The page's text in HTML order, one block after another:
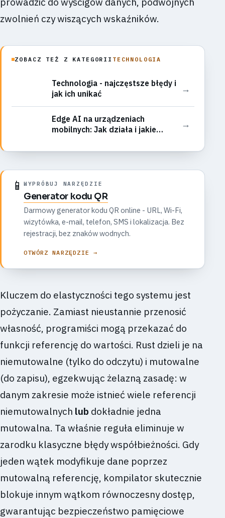
zwolnień czy wiszących wskaźników.
ZOBACZ TEŻ Z KATEGORII TECHNOLOGIA
Technologia - najczęstsze błędy i
jak ich unikać
→
Edge AI na urządzeniach
mobilnych: Jak działa i jakie
→
📱 WYPRÓBUJ NARZĘDZIE
Generator kodu QR
Darmowy generator kodu QR online - URL, Wi-Fi,
wizytówka, e-mail, telefon, SMS i lokalizacja. Bez
rejestracji, bez znaków wodnych.
OTWÓRZ NARZĘDZIE →
Kluczem do elastyczności tego systemu jest
pożyczanie. Zamiast nieustannie przenosić
własność, programiści mogą przekazać do
funkcji referencję do wartości. Rust dzieli je na
niemutowalne (tylko do odczytu) i mutowalne
(do zapisu), egzekwując żelazną zasadę: w
danym zakresie może istnieć wiele referencji
niemutowalnych lub dokładnie jedna
mutowalna. Ta właśnie reguła eliminuje w
zarodku klasyczne błędy współbieżności. Gdy
jeden wątek modyfikuje dane poprzez
mutowalną referencję, kompilator skutecznie
blokuje innym wątkom równoczesny dostęp,
gwarantując bezpieczeństwo pamięciowe